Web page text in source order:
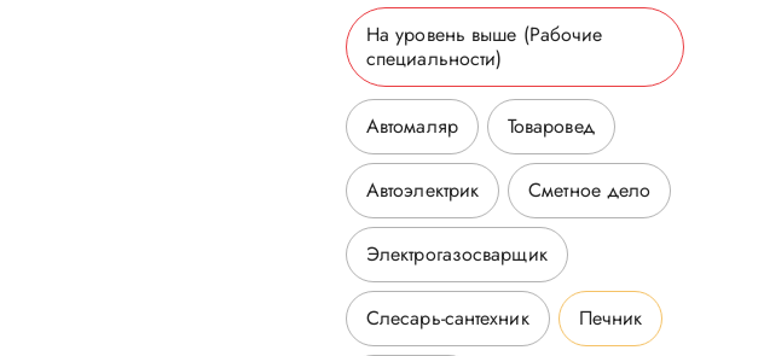
На уровень выше (Рабочие
специальности)
Автомаляр Товаровед
Автоэлектрик Сметное дело
Электрогазосварщик
Слесарь-сантехник Печник